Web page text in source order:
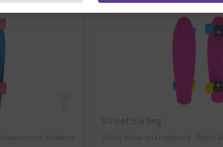
en Kinderen
Street Surfing
Skate, Wave- en Longboard - Street